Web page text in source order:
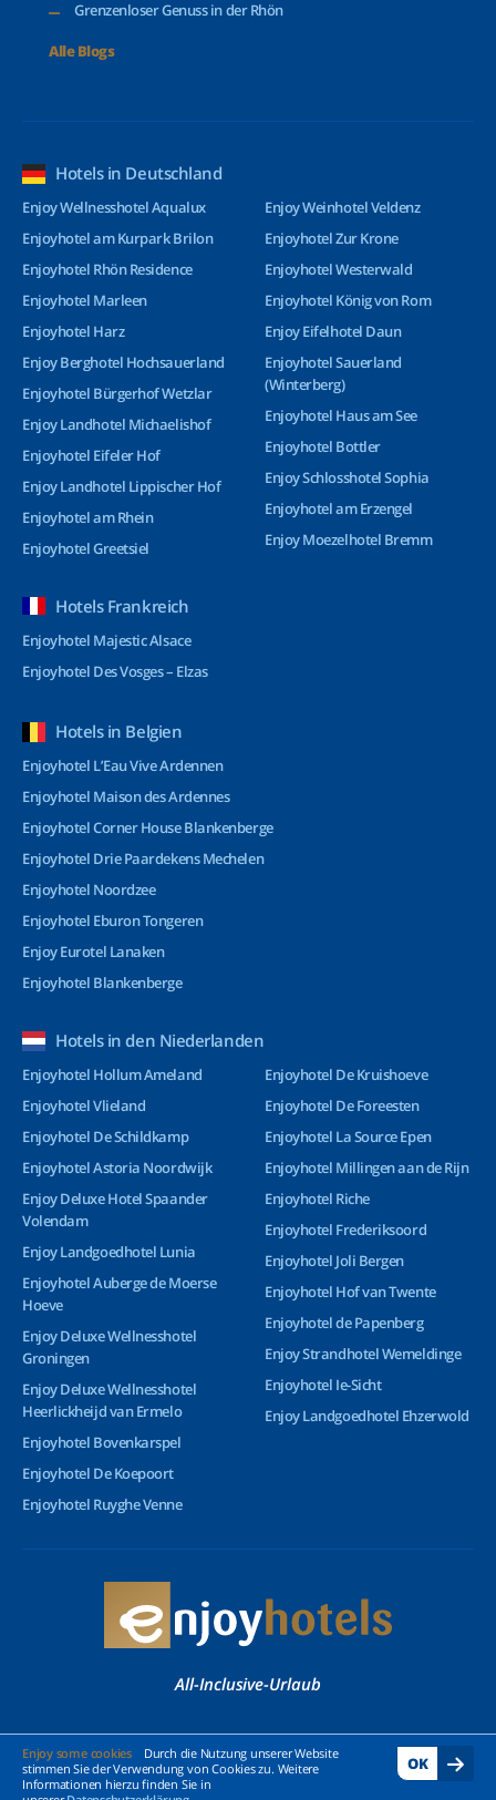
Enjoy some cookies
Durch die Nutzung unserer Website
stimmen Sie der Verwendung von Cookies zu. Weitere
Informationen hierzu finden Sie in
OK
Grenzenloser Genuss in der Rhön
Alle Blogs
Hotels in Deutschland
Enjoy Wellnesshotel Aqualux
Enjoyhotel am Kurpark Brilon
Enjoyhotel Rhön Residence
Enjoyhotel Marleen
Enjoyhotel Harz
Enjoy Berghotel Hochsauerland
Enjoyhotel Bürgerhof Wetzlar
Enjoy Landhotel Michaelishof
Enjoyhotel Eifeler Hof
Enjoy Landhotel Lippischer Hof
Enjoyhotel am Rhein
Enjoyhotel Greetsiel
Enjoy Weinhotel Veldenz
Enjoyhotel Zur Krone
Enjoyhotel Westerwald
Enjoyhotel König von Rom
Enjoy Eifelhotel Daun
Enjoyhotel Sauerland
(Winterberg)
Enjoyhotel Haus am See
Enjoyhotel Bottler
Enjoy Schlosshotel Sophia
Enjoyhotel am Erzengel
Enjoy Moezelhotel Bremm
Hotels Frankreich
Enjoyhotel Majestic Alsace
Enjoyhotel Des Vosges – Elzas
Hotels in Belgien
Enjoyhotel L’Eau Vive Ardennen
Enjoyhotel Maison des Ardennes
Enjoyhotel Corner House Blankenberge
Enjoyhotel Drie Paardekens Mechelen
Enjoyhotel Noordzee
Enjoyhotel Eburon Tongeren
Enjoy Eurotel Lanaken
Enjoyhotel Blankenberge
Hotels in den Niederlanden
Enjoyhotel Hollum Ameland
Enjoyhotel Vlieland
Enjoyhotel De Schildkamp
Enjoyhotel Astoria Noordwijk
Enjoy Deluxe Hotel Spaander
Volendam
Enjoy Landgoedhotel Lunia
Enjoyhotel Auberge de Moerse
Hoeve
Enjoy Deluxe Wellnesshotel
Groningen
Enjoy Deluxe Wellnesshotel
Heerlickheijd van Ermelo
Enjoyhotel Bovenkarspel
Enjoyhotel De Koepoort
Enjoyhotel Ruyghe Venne
Enjoyhotel De Kruishoeve
Enjoyhotel De Foreesten
Enjoyhotel La Source Epen
Enjoyhotel Millingen aan de Rijn
Enjoyhotel Riche
Enjoyhotel Frederiksoord
Enjoyhotel Joli Bergen
Enjoyhotel Hof van Twente
Enjoyhotel de Papenberg
Enjoy Strandhotel Wemeldinge
Enjoyhotel Ie-Sicht
Enjoy Landgoedhotel Ehzerwold
All-Inclusive-Urlaub
© 2026 Enjoyhotels - Alle Rechte vorbehalten